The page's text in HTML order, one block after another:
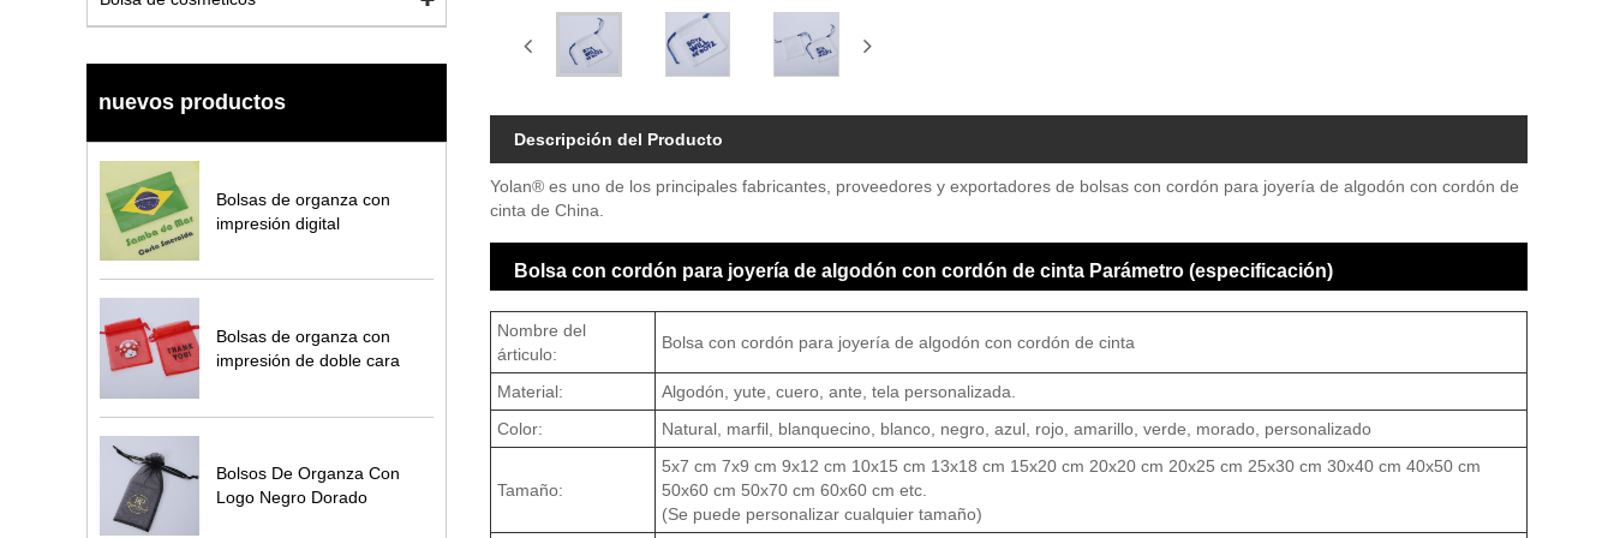
nuevos productos
Bolsas de organza con
impresión digital
Bolsas de organza con
impresión de doble cara
Bolsos De Organza Con
Logo Negro Dorado
Descripción del Producto
Yolan® es uno de los principales fabricantes, proveedores y exportadores de bolsas con cordón para joyería de algodón con cordón de
cinta de China.
Bolsa con cordón para joyería de algodón con cordón de cinta Parámetro (especificación)
Nombre del
árticulo:
Bolsa con cordón para joyería de algodón con cordón de cinta
Material:
Algodón, yute, cuero, ante, tela personalizada.
Color:
Natural, marfil, blanquecino, blanco, negro, azul, rojo, amarillo, verde, morado, personalizado
Tamaño:
5x7 cm 7x9 cm 9x12 cm 10x15 cm 13x18 cm 15x20 cm 20x20 cm 20x25 cm 25x30 cm 30x40 cm 40x50 cm
50x60 cm 50x70 cm 60x60 cm etc.
(Se puede personalizar cualquier tamaño)